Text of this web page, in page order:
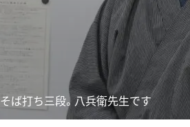
そば打ち三段。八兵衛先生です